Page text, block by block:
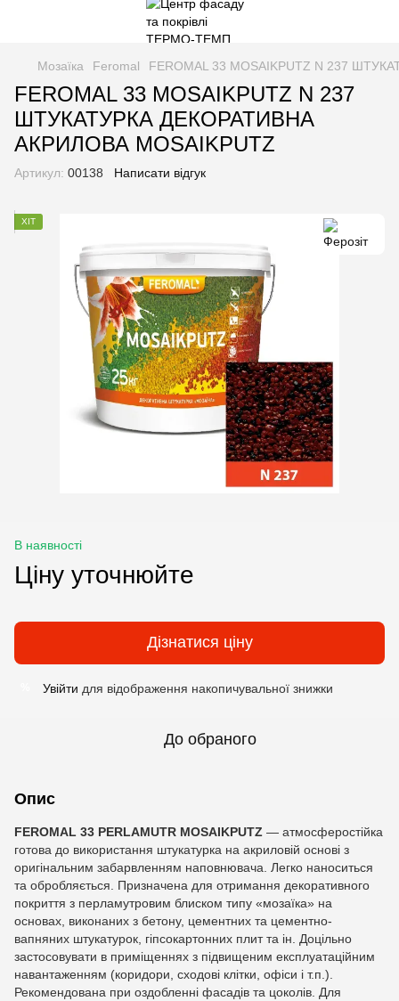
Мозаїка Feromal FEROMAL 33 MOSAIKPUTZ N 237
FEROMAL 33 MOSAIKPUTZ N 237
ШТУКАТУРКА ДЕКОРАТИВНА
АКРИЛОВА MOSAIKPUTZ
Артикул: 00138 Написати відгук
ХІТ
В наявності
Ціну уточнюйте
Дізнатися ціну
Увійти для відображення накопичувальної знижки
До обраного
Опис
FEROMAL 33 PERLAMUTR MOSAIKPUTZ — атмосферостійка
готова до використання штукатурка на акриловій основі з
оригінальним забарвленням наповнювача. Легко наноситься
та обробляється. Призначена для отримання декоративного
покриття з перламутровим блиском типу «мозаїка» на
основах, виконаних з бетону, цементних та цементно-
вапняних штукатурок, гіпсокартонних плит та ін. Доцільно
застосовувати в приміщеннях з підвищеним експлуатаційним
навантаженням (коридори, сходові клітки, офіси і т.п.).
Рекомендована при оздобленні фасадів та цоколів. Для